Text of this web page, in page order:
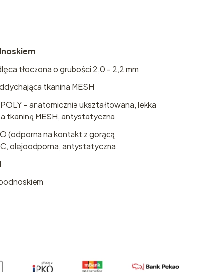
tłoczona o grubości 2,0 – 2,2 mm
tkanina MESH
– anatomicznie ukształtowana, lekka
tkaniną MESH, antystatyczna
(odporna na kontakt z gorącą
olejoodporna, antystatyczna